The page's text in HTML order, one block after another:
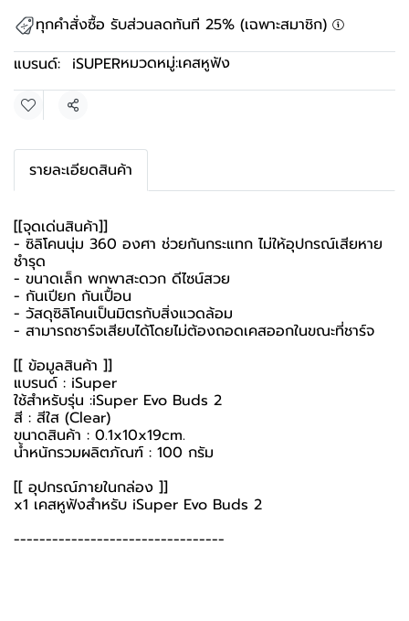
ทุกคำสั่งซื้อ รับส่วนลดทันที 25% (เฉพาะสมาชิก)
แบรนด์: iSUPERหมวดหมู่:เคสหูฟัง
แชร์
รายละเอียดสินค้า
[[จุดเด่นสินค้า]]
- ซิลิโคนนุ่ม 360 องศา ช่วยกันกระแทก ไม่ให้อุปกรณ์เสียหาย
ชำรุด
- ขนาดเล็ก พกพาสะดวก ดีไซน์สวย
- กันเปียก กันเปื้อน
- วัสดุซิลิโคนเป็นมิตรกับสิ่งแวดล้อม
- สามารถชาร์จเสียบได้โดยไม่ต้องถอดเคสออกในขณะที่ชาร์จ
[[ ข้อมูลสินค้า ]]
แบรนด์ : iSuper
ใช้สำหรับรุ่น :iSuper Evo Buds 2
สี : สีใส (Clear)
ขนาดสินค้า : 0.1x10x19cm.
น้ำหนักรวมผลิตภัณฑ์ : 100 กรัม
[[ อุปกรณ์ภายในกล่อง ]]
x1 เคสหูฟังสำหรับ iSuper Evo Buds 2
---------------------------------